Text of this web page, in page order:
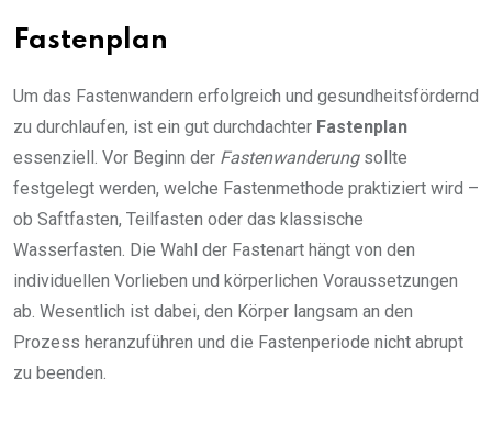
Fastenplan
Um das Fastenwandern erfolgreich und gesundheitsfördernd
zu durchlaufen, ist ein gut durchdachter Fastenplan
essenziell. Vor Beginn der Fastenwanderungsollte
festgelegt werden, welche Fastenmethode praktiziert wird –
ob Saftfasten, Teilfasten oder das klassische
Wasserfasten. Die Wahl der Fastenart hängt von den
individuellen Vorlieben und körperlichen Voraussetzungen
ab. Wesentlich ist dabei, den Körper langsam an den
Prozess heranzuführen und die Fastenperiode nicht abrupt
zu beenden.